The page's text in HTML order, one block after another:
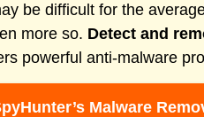
be difficult for the
more so. Detect and
powerful anti-malware
Malware